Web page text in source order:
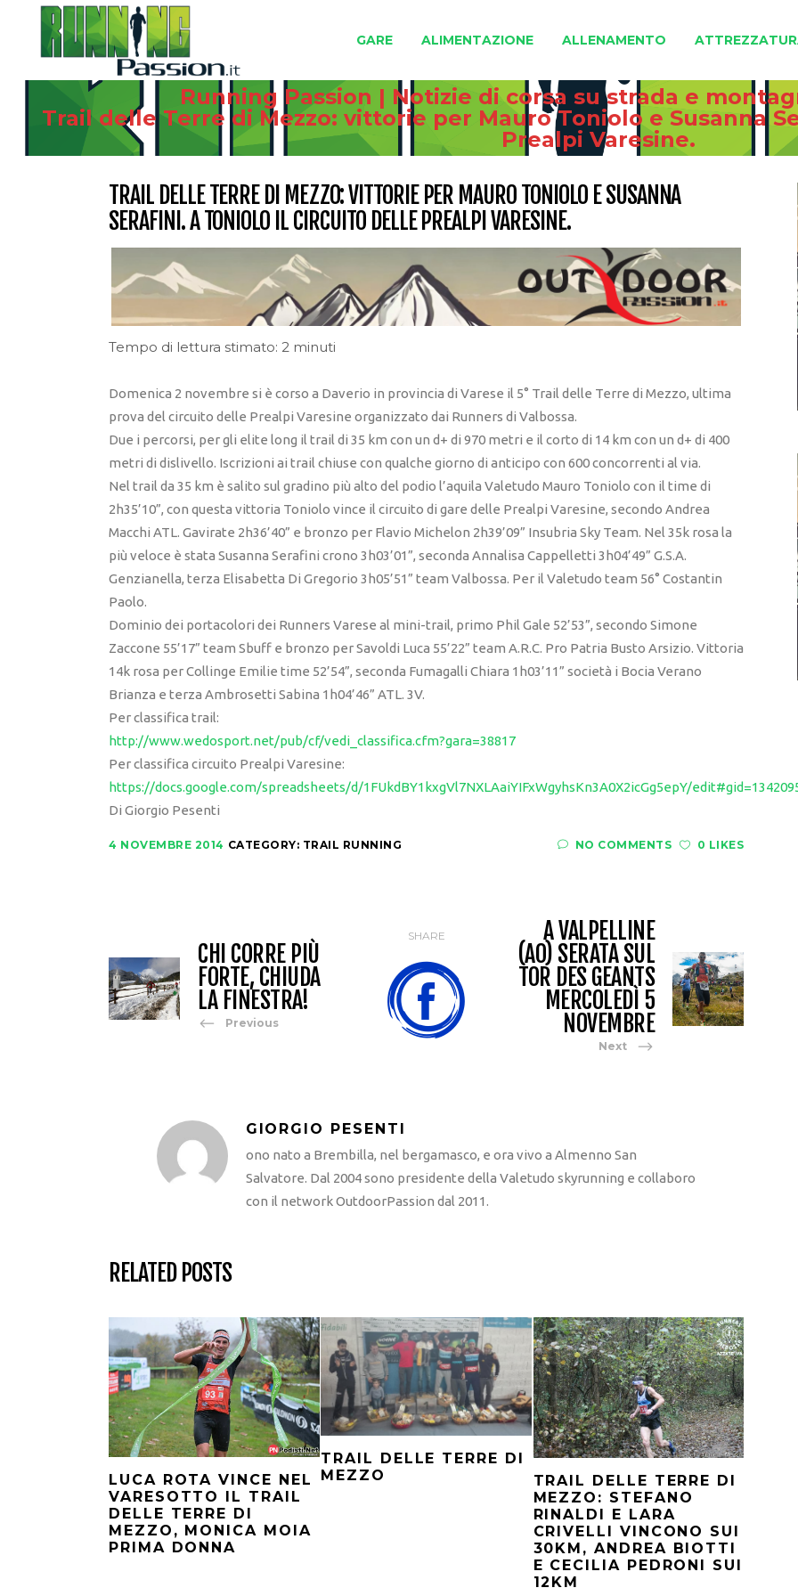
GARE ALIMENTAZIONE ALLENAMENTO
Running Passion | Notizie di corsa su strada e
Trail delle Terre di Mezzo: vittorie per Mauro Toniolo e Susanna
Prealpi Varesine.
TRAIL DELLE TERRE DI MEZZO: VITTORIE PER MAURO TONIOLO E SUSANNA
SERAFINI. A TONIOLO IL CIRCUITO DELLE PREALPI VARESINE.
Tempo di lettura stimato: 2 minuti
Domenica 2 novembre si è corso a Daverio in provincia di Varese il 5° Trail delle Terre di Mezzo, ultima
prova del circuito delle Prealpi Varesine organizzato dai Runners di Valbossa.
Due i percorsi, per gli elite long il trail di 35 km con un d+ di 970 metri e il corto di 14 km con un d+ di 400
metri di dislivello. Iscrizioni ai trail chiuse con qualche giorno di anticipo con 600 concorrenti al via.
Nel trail da 35 km è salito sul gradino più alto del podio l’aquila Valetudo Mauro Toniolo con il time di
2h35’10”, con questa vittoria Toniolo vince il circuito di gare delle Prealpi Varesine, secondo Andrea
Macchi ATL. Gavirate 2h36’40” e bronzo per Flavio Michelon 2h39’09” Insubria Sky Team. Nel 35k rosa la
più veloce è stata Susanna Serafini crono 3h03’01”, seconda Annalisa Cappelletti 3h04’49” G.S.A.
Genzianella, terza Elisabetta Di Gregorio 3h05’51” team Valbossa. Per il Valetudo team 56° Costantin
Paolo.
Dominio dei portacolori dei Runners Varese al mini-trail, primo Phil Gale 52’53”, secondo Simone
Zaccone 55’17” team Sbuff e bronzo per Savoldi Luca 55’22” team A.R.C. Pro Patria Busto Arsizio. Vittoria
14k rosa per Collinge Emilie time 52’54”, seconda Fumagalli Chiara 1h03’11” società i Bocia Verano
Brianza e terza Ambrosetti Sabina 1h04’46” ATL. 3V.
Per classifica trail:
http://www.wedosport.net/pub/cf/vedi_classifica.cfm?gara=38817
Per classifica circuito Prealpi Varesine:
https://docs.google.com/spreadsheets/d/1FUkdBY1kxgVl7NXLAaiYIFxWgyhsKn3A0X2icGg5epY/
Di Giorgio Pesenti
4 NOVEMBRE 2014 CATEGORY: TRAIL RUNNING NO COMMENTS 0 LIKES
CHI CORRE PIÙ
FORTE, CHIUDA
LA FINESTRA!
Previous
SHARE
A VALPELLINE
(AO) SERATA SUL
TOR DES GEANTS
MERCOLEDÌ 5
NOVEMBRE
Next
GIORGIO PESENTI
ono nato a Brembilla, nel bergamasco, e ora vivo a Almenno San
Salvatore. Dal 2004 sono presidente della Valetudo skyrunning e collaboro
con il network OutdoorPassion dal 2011.
RELATED POSTS
LUCA ROTA VINCE NEL
VARESOTTO IL TRAIL
DELLE TERRE DI
MEZZO, MONICA MOIA
PRIMA DONNA
TRAIL DELLE TERRE DI
MEZZO
TRAIL DELLE TERRE DI
MEZZO: STEFANO
RINALDI E LARA
CRIVELLI VINCONO SUI
30KM, ANDREA BIOTTI
E CECILIA PEDRONI SUI
12KM